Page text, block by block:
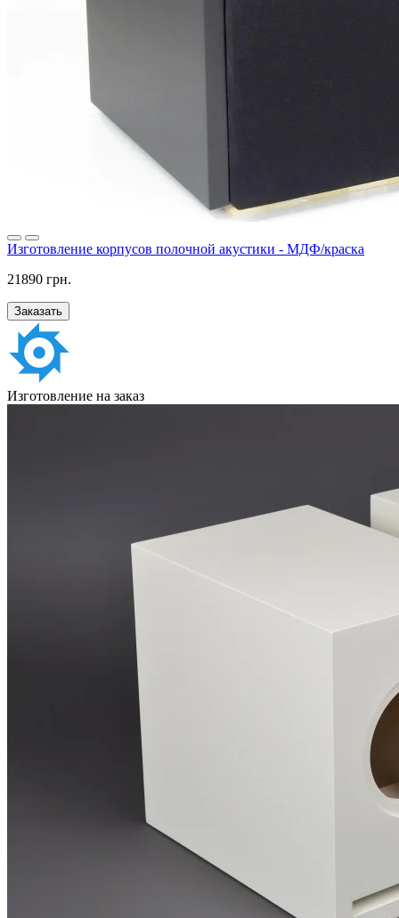
Изготовление корпусов полочной акустики - МДФ/краска
21890 грн.
Заказать
Изготовление на заказ